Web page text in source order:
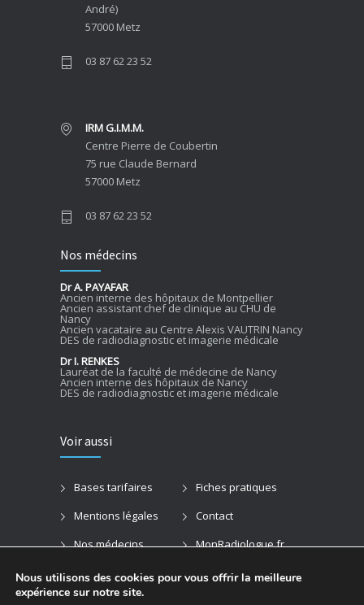
André)
57000 Metz
03 87 62 23 52
IRM G.I.M.M.
Centre Pierre de Coubertin
75 rue Claude Bernard
57000 Metz
03 87 62 23 52
Nos médecins
Dr A. PAYAFAR
Ancien interne des hôpitaux de Montpellier
Ancien assistant chef de clinique au CHU de
Nancy
Ancien vacataire au Centre Alexis VAUTRIN Nancy
DES de radiodiagnostic et imagerie médicale
Dr I. RENKES
Lauréat de la faculté de médecine de Nancy
Ancien interne des hôpitaux de Nancy
DES de radiodiagnostic et imagerie médicale
Voir aussi
Bases tarifaires
Fiches pratiques
Mentions légales
Contact
Nos médecins
MonRadiologue.fr
Rendez-vous en ligne
Nous utilisons des cookies pour vous offrir la meilleure
expérience sur notre site.